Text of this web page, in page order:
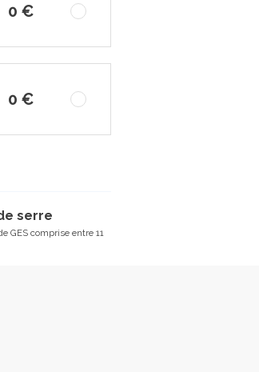
0 €
0 €
serre
GES comprise entre 11